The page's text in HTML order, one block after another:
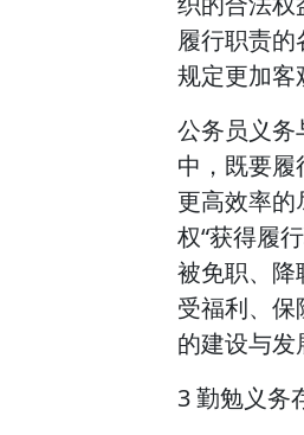
履行职责
规定更加客
公务员义务
中，既要履
更高效率
权“获得履
被免职、降
受福利、
的建设与发
3 勤勉义务